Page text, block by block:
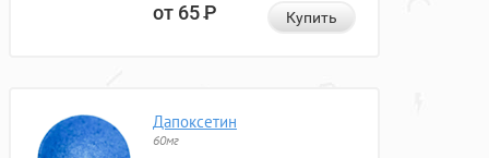
от 65Р Купить
Дапоксетин
60мг